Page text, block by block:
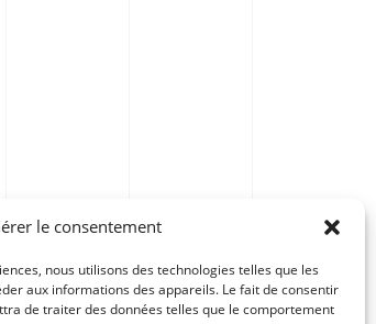
le consentement
nous utilisons des technologies telles que les
aux informations des appareils. Le fait de consentir
de traiter des données telles que le comportement